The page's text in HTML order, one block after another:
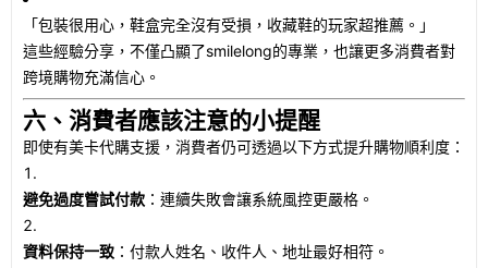
「包裝很用心，鞋盒完全沒有受損，收藏鞋的玩家超推薦。」
這些經驗分享，不僅凸顯了smilelong的專業，也讓更多消費者對
跨境購物充滿信心。
六、消費者應該注意的小提醒
即使有美卡代購支援，消費者仍可透過以下方式提升購物順利度：
避免過度嘗試付款 ：連續失敗會讓系統風控更嚴格。
資料保持一致 ：付款人姓名、收件人、地址最好相符。